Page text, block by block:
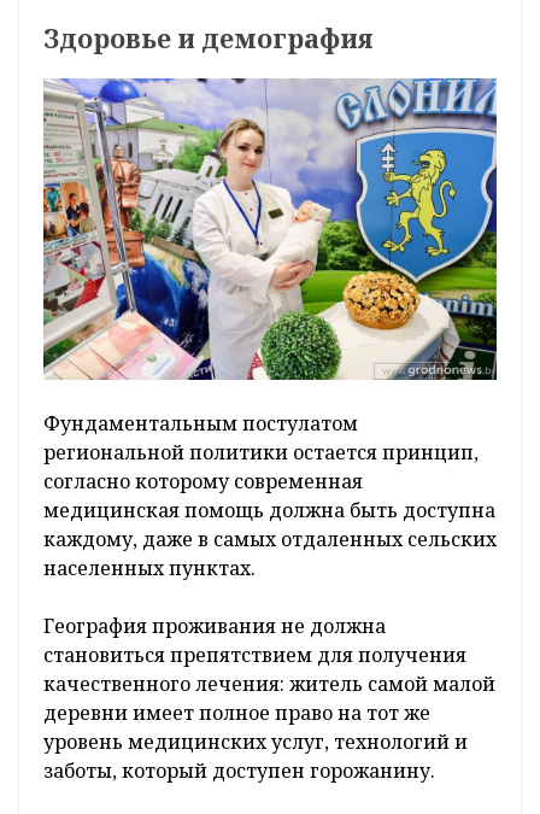
Здоровье и демография
Фундаментальным постулатом
региональной политики остается принцип,
согласно которому современная
медицинская помощь должна быть доступна
каждому, даже в самых отдаленных сельских
населенных пунктах.
География проживания не должна
становиться препятствием для получения
качественного лечения: житель самой малой
деревни имеет полное право на тот же
уровень медицинских услуг, технологий и
заботы, который доступен горожанину.